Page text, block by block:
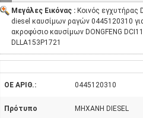
Μεγάλες Εικόνας : Κοινός εγχυτήρας
diesel καυσίμων ραγών 0445120310
ακροφύσιο καυσίμων DONGFENG
DLLA153P1721
OE ΑΡΙΘ.: 0445120310
Πρότυπο
ΜΗΧΑΝΗ DIESEL